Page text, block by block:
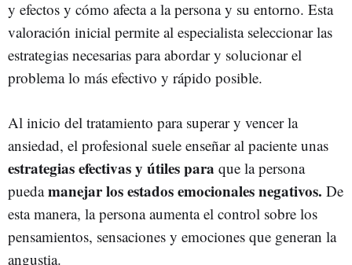
y efectos y cómo afecta a la persona y su entorno. Esta
valoración inicial permite al especialista seleccionar las
estrategias necesarias para abordar y solucionar el
problema lo más efectivo y rápido posible.
Al inicio del tratamiento para superar y vencer la
ansiedad, el profesional suele enseñar al paciente unas
estrategias efectivas y útilespara que la persona
puedamanejar los estados emocionales negativos. De
esta manera, la persona aumenta el control sobre los
pensamientos, sensaciones y emociones que generan la
angustia.